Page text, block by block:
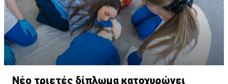
Νέο τριετές δίπλωμα κατοχυρώνει